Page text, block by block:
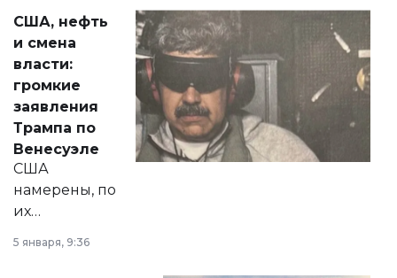
актуальных тем —
от слухов о
политических
реформах до
вопросов армии,
экономики и
личного здоровья.
США, нефть
и смена
власти:
громкие
заявления
Трампа по
Венесуэле
США
намерены, по
их
принести
5 января, 9:36